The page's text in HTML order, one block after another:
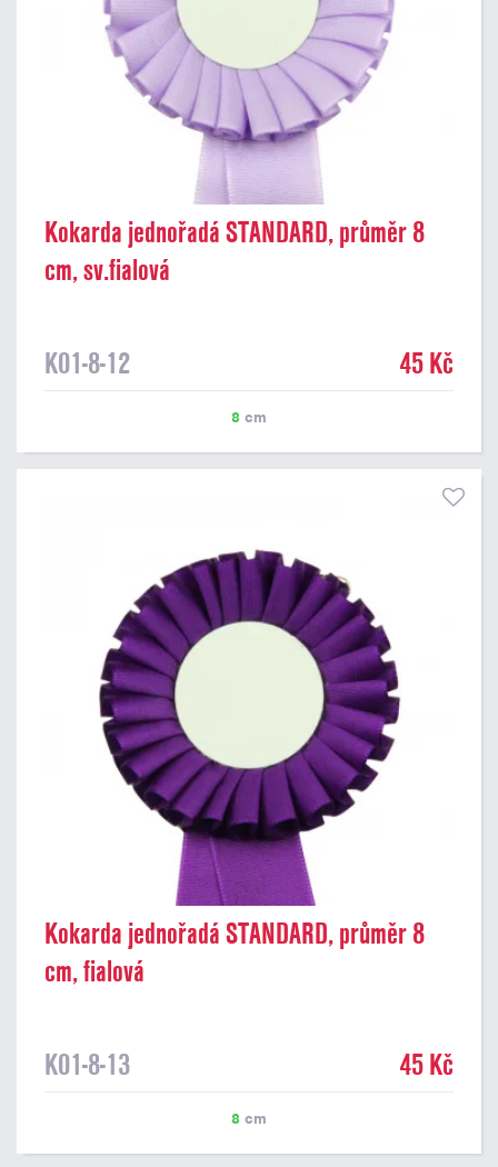
Kokarda jednořadá STANDARD, průměr 8
cm, sv.fialová
K01-8-12 45 Kč
8 cm
Kokarda jednořadá STANDARD, průměr 8
cm, fialová
K01-8-13 45 Kč
8 cm